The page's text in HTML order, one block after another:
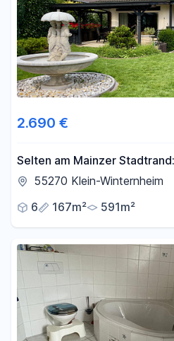
2.690 €
Selten am Mainzer
großem Privatgarten
55270 Klein-Winternheim
6
167m² 591m²